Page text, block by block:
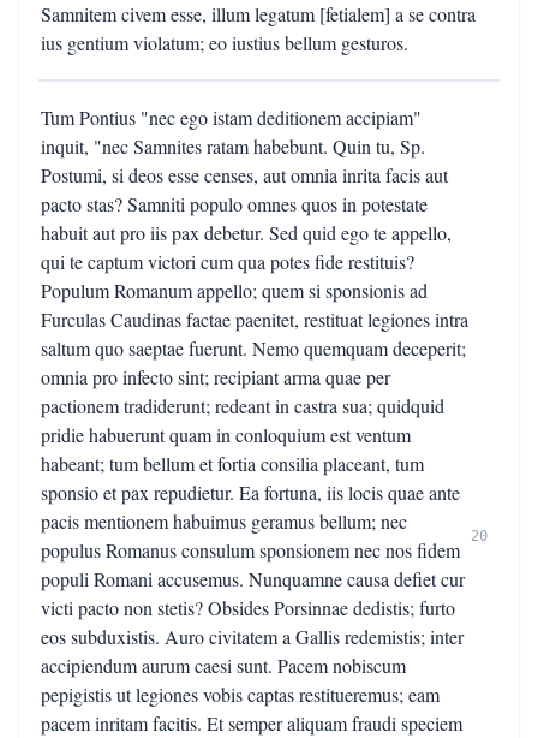
Samnitem civem esse, illum legatum [fetialem] a se contra
ius gentium violatum; eo iustius bellum gesturos.
Tum Pontius "nec ego istam deditionem accipiam"
inquit, "nec Samnites ratam habebunt. Quin tu, Sp.
Postumi, si deos esse censes, aut omnia inrita facis aut
pacto stas? Samniti populo omnes quos in potestate
habuit aut pro iis pax debetur. Sed quid ego te appello,
qui te captum victori cum qua potes fide restituis?
Populum Romanum appello; quem si sponsionis ad
Furculas Caudinas factae paenitet, restituat legiones intra
saltum quo saeptae fuerunt. Nemo quemquam deceperit;
omnia pro infecto sint; recipiant arma quae per
pactionem tradiderunt; redeant in castra sua; quidquid
pridie habuerunt quam in conloquium est ventum
habeant; tum bellum et fortia consilia placeant, tum
sponsio et pax repudietur. Ea fortuna, iis locis quae ante
pacis mentionem habuimus geramus bellum; nec
populus Romanus consulum sponsionem nec nos fidem
populi Romani accusemus. Nunquamne causa defiet cur
victi pacto non stetis? Obsides Porsinnae dedistis; furto
eos subduxistis. Auro civitatem a Gallis redemistis; inter
accipiendum aurum caesi sunt. Pacem nobiscum
pepigistis ut legiones vobis captas restitueremus; eam
pacem inritam facitis. Et semper aliquam fraudi speciem
20